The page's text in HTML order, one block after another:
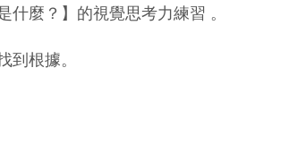
麼？】的視覺思考力練習 。
根據。